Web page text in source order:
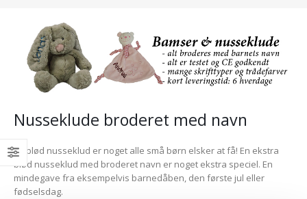
Nusseklude broderet med navn
En blød nusseklud er noget alle små børn elsker at få! En ekstra
blød nusseklud med broderet navn er noget ekstra speciel. En
mindegave fra eksempelvis barnedåben, den første jul eller
fødselsdag.